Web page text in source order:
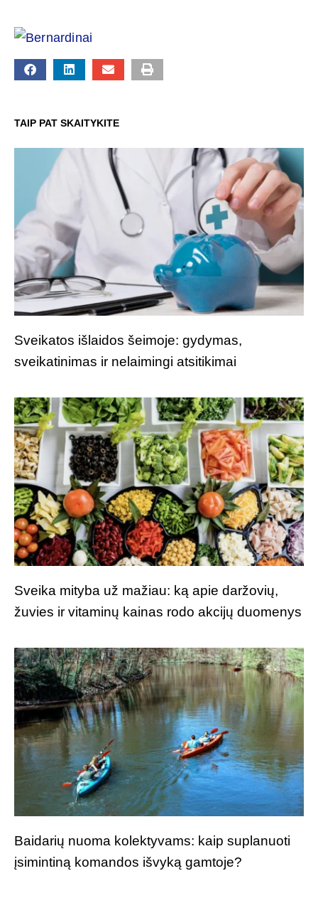
TAIP PAT SKAITYKITE
Sveikatos išlaidos šeimoje: gydymas,
sveikatinimas ir nelaimingi atsitikimai
Sveika mityba už mažiau: ką apie daržovių,
žuvies ir vitaminų kainas rodo akcijų duomenys
Baidarių nuoma kolektyvams: kaip suplanuoti
įsimintiną komandos išvyką gamtoje?